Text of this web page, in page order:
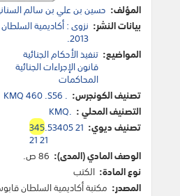
المؤلف: حسين بن علي بن سالم
بيانات النشر: نزوى : أكاديمية
2013.
المواضيع: تنفيذ الأحكام الجنائية
قانون الإجراءات الجنائية
المحاكمات
تصنيف الكونجرس: KMQ 460 .S56 .
التصنيف المحلي : KMQ.
تصنيف ديوي:
345.53405 21
21 21
الوصف المادي (المدى): 86 ص.
نوع المادة: الكتب
المصدر: مكتبة أكاديمية السلطان